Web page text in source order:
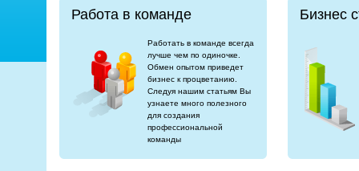
Работа в команде
Работать в команде всегда
лучше чем по одиночке.
Обмен опытом приведет
бизнес к процветанию.
Следуя нашим статьям Вы
узнаете много полезного
для создания
профессиональной
команды
Бизнес